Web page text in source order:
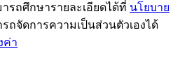
ถศึกษารายละเอียดได้ที่ นโยบาย
ถจัดการความเป็นส่วนตัวเองได้
ค่า